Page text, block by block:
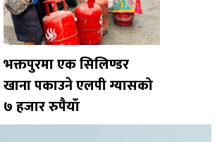
भक्तपुरमा एक सिलिण्डर
खाना पकाउने एलपी ग्यासको
७ हजार रुपैयाँ